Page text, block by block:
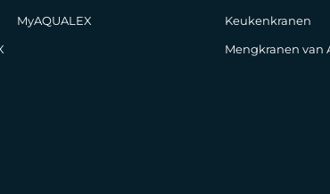
MyAQUALEX
Keukenkranen
Mengkranen van